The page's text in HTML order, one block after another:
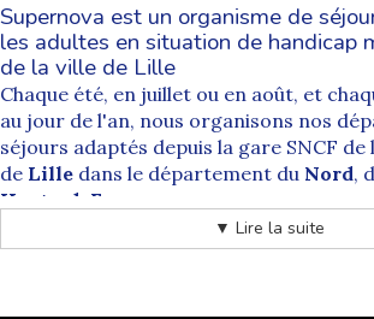
Supernova est un organisme de
les adultes en situation de handicap
de la ville de Lille
Chaque été, en juillet ou en août, et
au jour de l'an, nous organisons nos
séjours adaptés depuis la gare SNCF de
de Lille dans le département du Nord,
Hauts-deFrance
Nos départs sont systématiquement
des animateurs spécialement formés à
▼ Lire la suite